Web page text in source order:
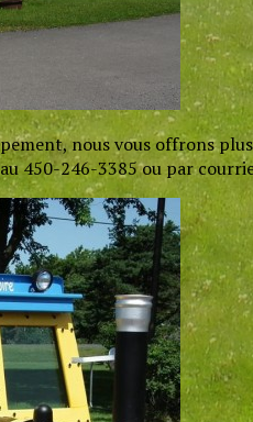
nous vous offrons
450-246-3385 ou par